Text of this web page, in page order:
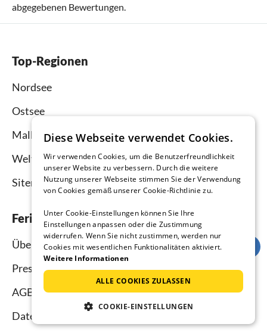
abgegebenen Bewertungen.
Top-Regionen
Nordsee
Ostsee
Mallorca
Weltweit
Sitemap
Ferienhausmiete.de
Über uns
Presse
AGB
Datenschutz
Diese Webseite verwendet Cookies.
Wir verwenden Cookies, um die Benutzerfreundlichkeit
unserer Website zu verbessern. Durch die weitere
Nutzung unserer Webseite stimmen Sie der Verwendung
von Cookies gemäß unserer Cookie-Richtlinie zu.
Unter Cookie-Einstellungen können Sie Ihre
Einstellungen anpassen oder die Zustimmung
widerrufen. Wenn Sie nicht zustimmen, werden nur
Cookies mit wesentlichen Funktionalitäten aktiviert.
Weitere Informationen
ALLE COOKIES ZULASSEN
COOKIE-EINSTELLUNGEN